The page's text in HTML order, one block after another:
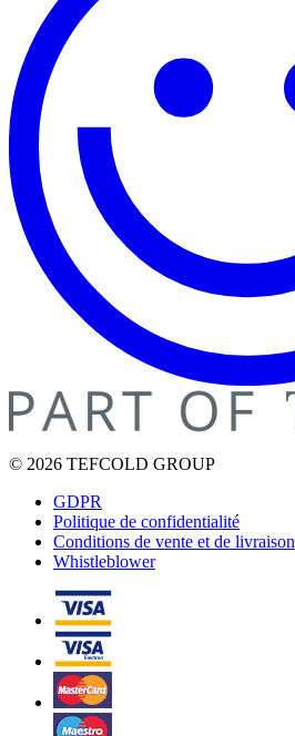
© 2026 TEFCOLD GROUP
GDPR
Politique de confidentialité
Conditions de vente et de livraison
Whistleblower